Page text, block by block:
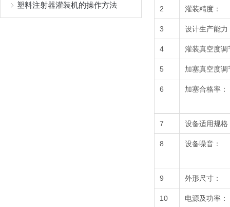
塑料注射器灌装机的操作方法 2 灌装精度：
3 设计生产能力
4 灌装真空度调
5 加塞真空度调
6 加塞合格率：
7 设备适用规格
8 设备噪音：
9 外形尺寸：
10 电源及功率：